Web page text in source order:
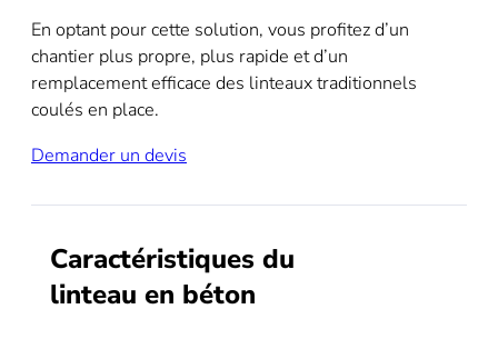
En optant pour cette solution, vous profitez d’un
chantier plus propre, plus rapide et d’un
remplacement efficace des linteaux traditionnels
coulés en place.
Demander un devis
Caractéristiques du
linteau en béton